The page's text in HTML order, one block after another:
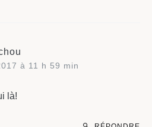
à 11 h 59 min
là!